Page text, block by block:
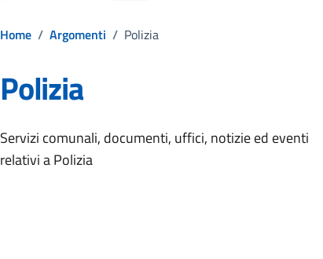
Home / Argomenti / Polizia
Polizia
Dettagli dell'argomento
Servizi comunali, documenti, uffici, notizie ed eventi
relativi a Polizia